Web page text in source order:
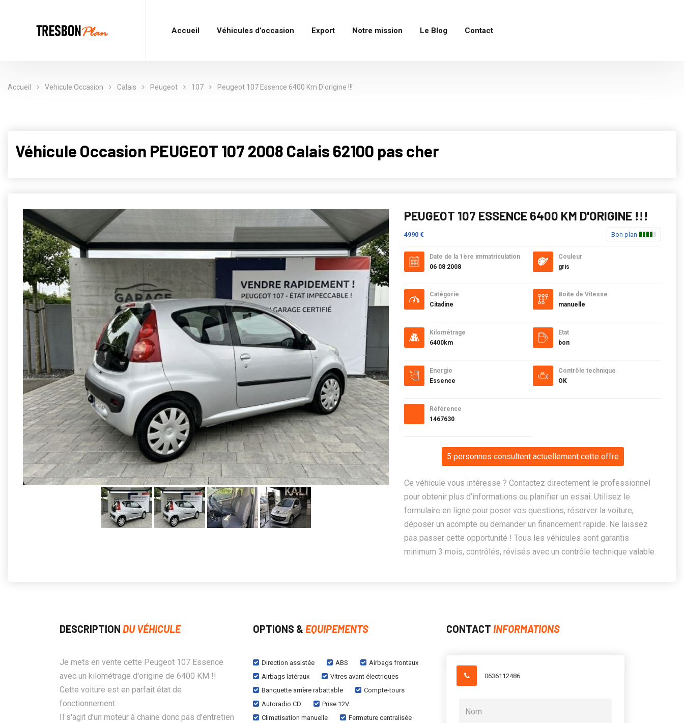
Accueil Véhicules d’occasion Export Notre mission Le Blog Contact
Accueil Vehicule Occasion Calais Peugeot 107 Peugeot 107 Essence 6400 Km D'origine !!!
Véhicule Occasion PEUGEOT 107 2008 Calais 62100 pas cher
PEUGEOT 107 ESSENCE 6400 KM D'ORIGINE !!!
4990 € Bon plan
Date de la 1ère immatriculation
06 08 2008
Catégorie
Citadine
Kilométrage
6400km
Energie
Essence
Référence
1467630
Couleur
gris
Boite de Vitesse
manuelle
Etat
bon
Contrôle technique
OK
5 personnes consultent actuellement cette offre
Ce véhicule vous intéresse ? Contactez directement le professionnel
pour obtenir plus d’informations ou planifier un essai. Utilisez le
formulaire en ligne pour poser vos questions, réserver la voiture,
déposer un acompte ou demander un financement rapide. Ne laissez
pas passer cette opportunité ! Tous les véhicules sont garantis
minimum 3 mois, contrôlés, révisés avec un contrôle technique valable.
DESCRIPTION DU VÉHICULE
Je mets en vente cette Peugeot 107 Essence
avec un kilométrage d'origine de 6400 KM !!
Cette voiture est en parfait état de
fonctionnement.
Il s'agit d'un moteur à chaine donc pas d'entretien
OPTIONS & EQUIPEMENTS
Direction assistée ABS
Airbags frontaux
Airbags latéraux
Vitres avant électriques
Banquette arrière rabattable
Compte-tours
Autoradio CD
Prise 12V
Climatisation manuelle
Fermeture centralisée
CONTACT INFORMATIONS
0636112486